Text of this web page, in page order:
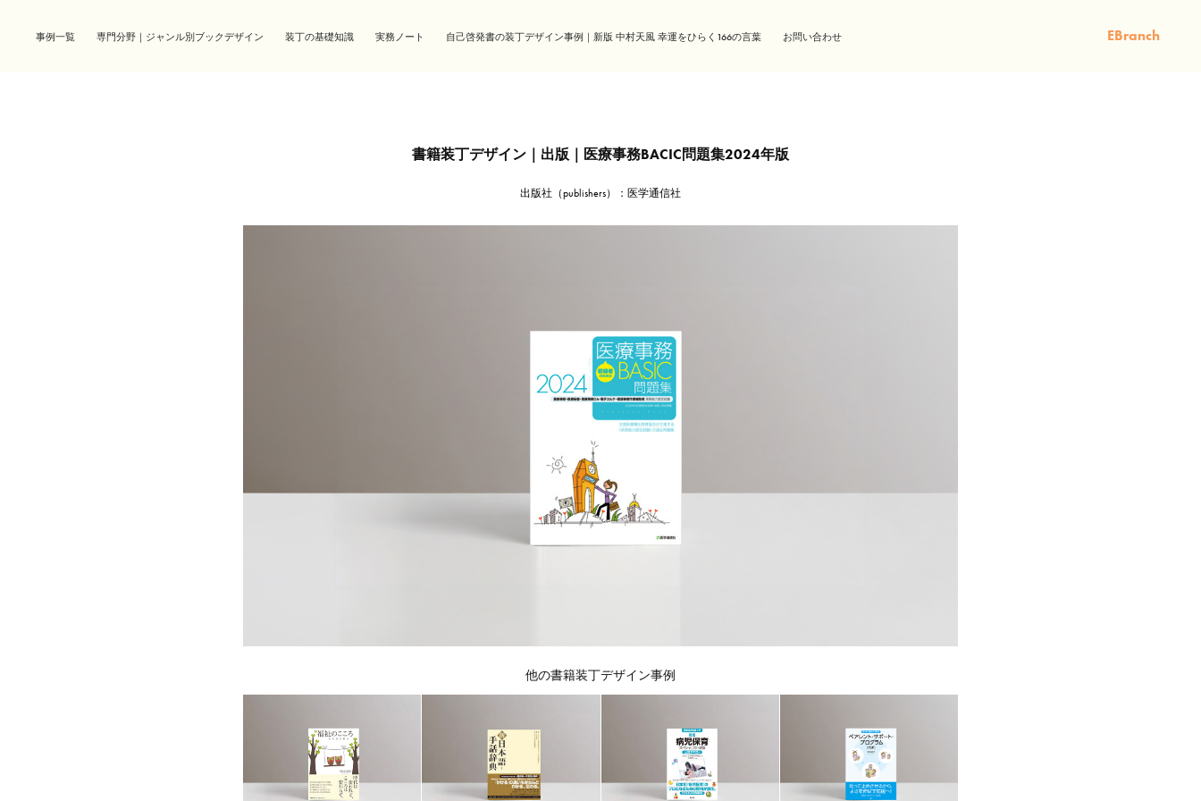
事例一覧 専門分野｜ジャンル別ブックデザイン 装丁の基礎知識 実務ノート 自己啓発書の装丁デザイン事例｜新版 中村天風 幸運をひらく166の言葉 お問い合わせ EBranch
書籍装丁デザイン｜出版｜医療事務BACIC問題集2024年版
出版社（publishers）：医学通信社
他の書籍装丁デザイン事例